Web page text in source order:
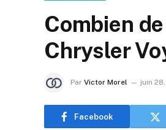
Combien
Chrysler
Par Victor Morel juin
Facebook